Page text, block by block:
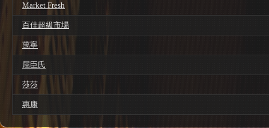
Market Fresh
百佳超級市場
萬寧
屈臣氏
莎莎
惠康